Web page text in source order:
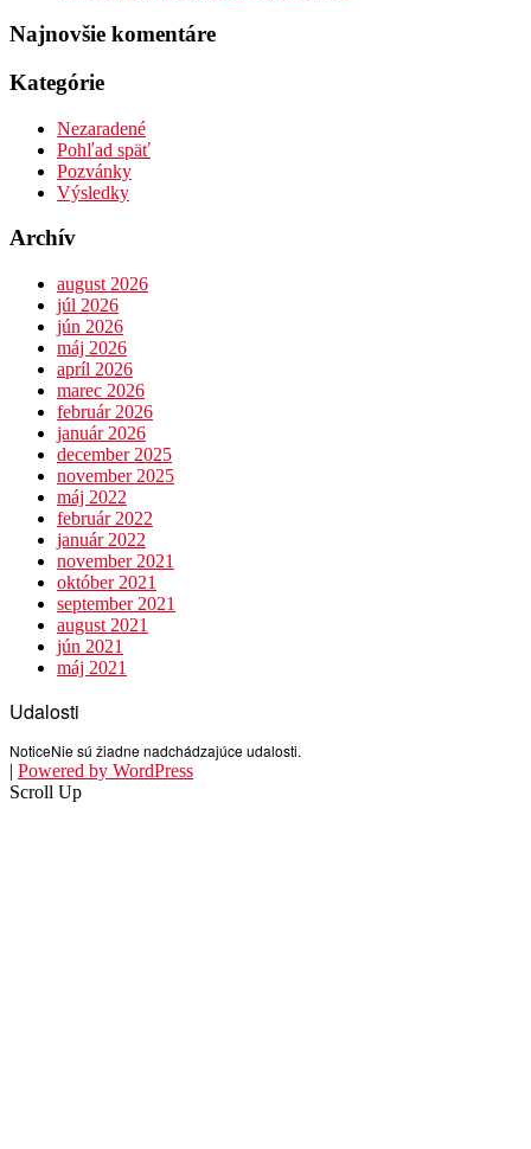
Najnovšie komentáre
Kategórie
Nezaradené
Pohľad späť
Pozvánky
Výsledky
Archív
august 2026
júl 2026
jún 2026
máj 2026
apríl 2026
marec 2026
február 2026
január 2026
december 2025
november 2025
máj 2022
február 2022
január 2022
november 2021
október 2021
september 2021
august 2021
jún 2021
máj 2021
Udalosti
NoticeNie sú žiadne nadchádzajúce udalosti.
| Powered by WordPress
Scroll Up